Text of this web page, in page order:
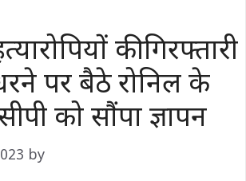
की गिरफ्तारी
पर बैठे रोनिल के
को सौंपा ज्ञापन
by